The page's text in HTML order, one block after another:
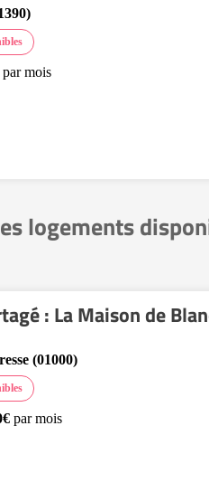
par mois
logements
: La Maison de
(01000)
par mois